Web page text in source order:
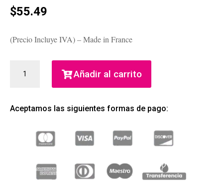
$55.49
(Precio Incluye IVA) – Made in France
REPAIR
15ML
(MUJER)
CANTIDAD
Añadir al carrito
Aceptamos las siguientes formas de pago: